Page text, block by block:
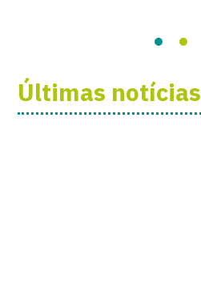
Últimas notícias